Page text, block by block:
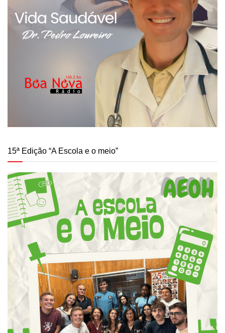
15ª Edição “A Escola e o meio”